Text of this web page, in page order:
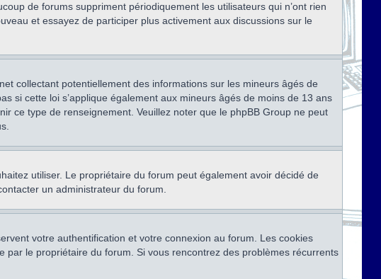
de forums suppriment périodiquement les utilisateurs qui n’ont rien
et essayez de participer plus activement aux discussions sur le
collectant potentiellement des informations sur les mineurs âgés de
si cette loi s’applique également aux mineurs âgés de moins de 13 ans
ce type de renseignement. Veuillez noter que le phpBB Group ne peut
utiliser. Le propriétaire du forum peut également avoir décidé de
un administrateur du forum.
votre authentification et votre connexion au forum. Les cookies
par le propriétaire du forum. Si vous rencontrez des problèmes récurrents